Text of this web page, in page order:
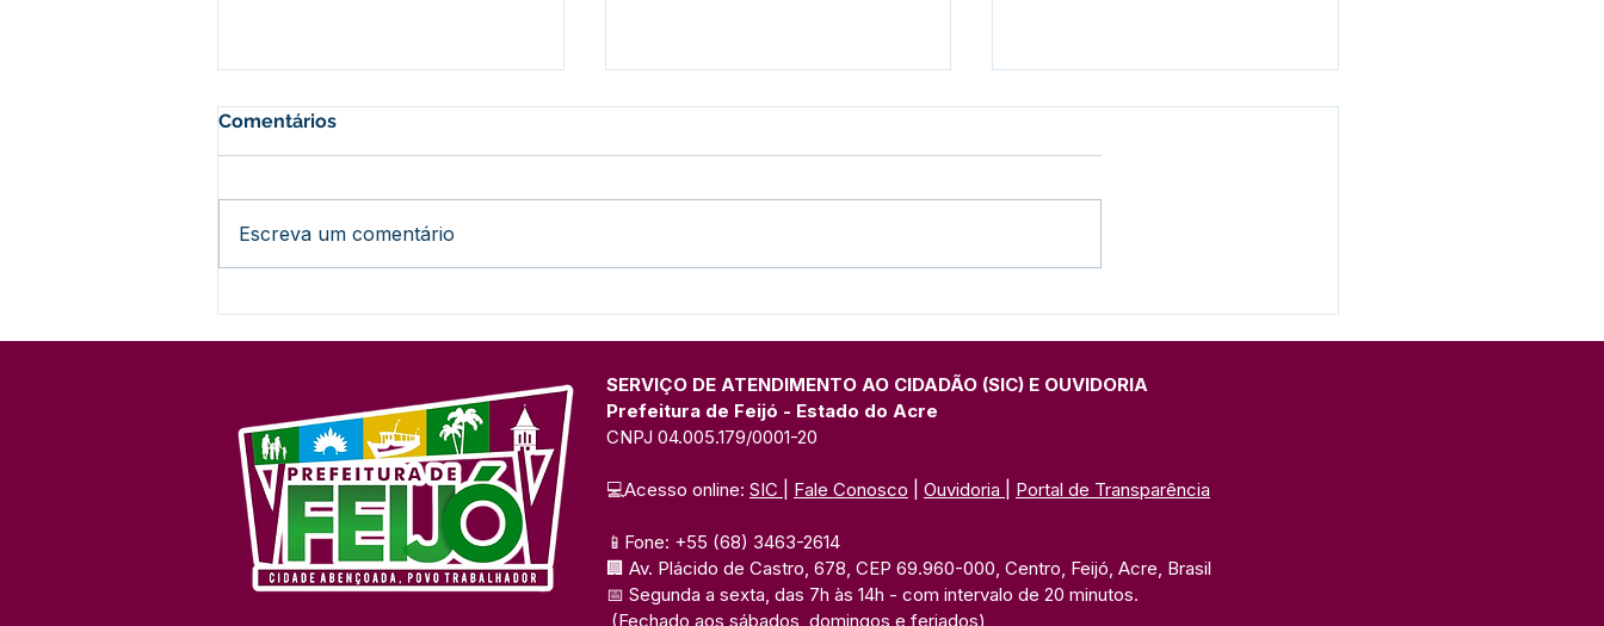
Açaí na Expo Juruá
UFAC
Comentários
Escreva um comentário
SERVIÇO DE ATENDIMENTO AO CIDADÃO (SIC) E OUVIDORIA
Prefeitura de Feijó - Estado do Acre
CNPJ 04.005.179/0001-20
💻Acesso online: SIC Fale Conosco Ouvidoria Portal de Transparência
📱Fone: +55 (68) 3463-2614
🏢 Av. Plácido de Castro, 678, CEP 69.960-000, Centro, Feijó, Acre, Brasil
📅 Segunda a sexta, das 7h às 14h - com intervalo de 20 minutos.
(Fechado aos sábados, domingos e feriados)